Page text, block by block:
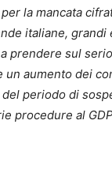
per la mancata
italiane, grandi
prendere sul
un aumento dei
periodo di
procedure al